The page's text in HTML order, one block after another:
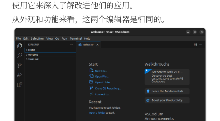
使用它来深入了解改进他们的应用。
从外观和功能来看，这两个编辑器是相同的。